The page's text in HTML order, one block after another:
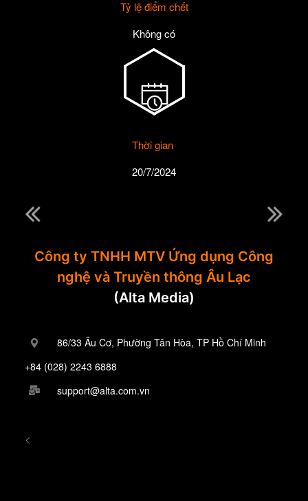
Tỷ lệ điểm chết
Không có
Thời gian
20/7/2024
Công ty TNHH MTV Ứng dụng Công
nghệ và Truyền thông Âu Lạc
(Alta Media)
86/33 Âu Cơ, Phường Tân Hòa, TP Hồ Chí Minh
+84 (028) 2243 6888
support@alta.com.vn
<